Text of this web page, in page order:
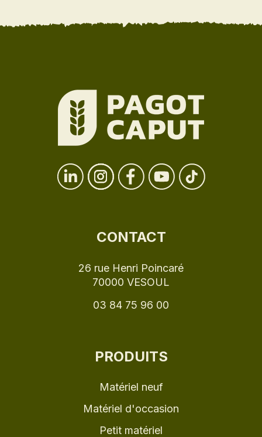
CONTACT
26 rue Henri Poincaré
70000 VESOUL
03 84 75 96 00
PRODUITS
Matériel neuf
Matériel d'occasion
Petit matériel